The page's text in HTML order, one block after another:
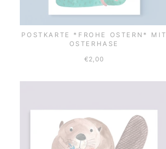
POSTKARTE *FROHE OSTERN* MIT
OSTERHASE
€2,00